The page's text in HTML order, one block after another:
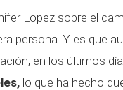
Lopez sobre el
persona. Y es que
en los últimos
lo que ha hecho